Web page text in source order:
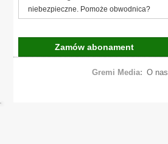
niebezpieczne. Pomoże obwodnica?
Zamów abonament
Gremi Media: O nas